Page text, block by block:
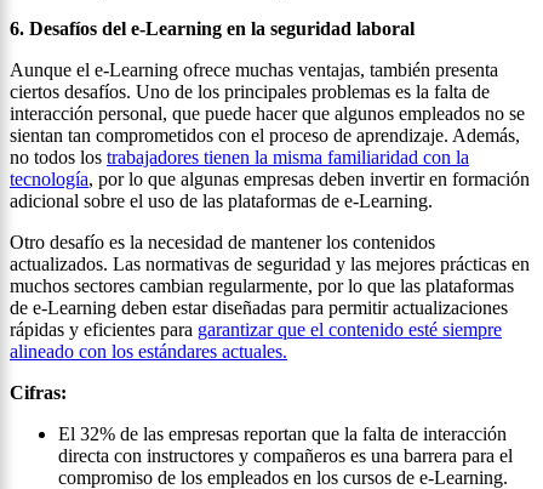
6. Desafíos del e-Learning en la seguridad laboral
Aunque el e-Learning ofrece muchas ventajas, también presenta
ciertos desafíos. Uno de los principales problemas es la falta de
interacción personal, que puede hacer que algunos empleados no se
sientan tan comprometidos con el proceso de aprendizaje. Además,
no todos los trabajadores tienen la misma familiaridad con la
tecnología, por lo que algunas empresas deben invertir en formación
adicional sobre el uso de las plataformas de e-Learning.
Otro desafío es la necesidad de mantener los contenidos
actualizados. Las normativas de seguridad y las mejores prácticas en
muchos sectores cambian regularmente, por lo que las plataformas
de e-Learning deben estar diseñadas para permitir actualizaciones
rápidas y eficientes para garantizar que el contenido esté siempre
alineado con los estándares actuales.
Cifras:
El 32% de las empresas reportan que la falta de interacción
directa con instructores y compañeros es una barrera para el
compromiso de los empleados en los cursos de e-Learning.